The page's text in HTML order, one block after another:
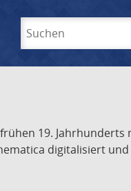
19. Jahrhunderts
digitalisiert